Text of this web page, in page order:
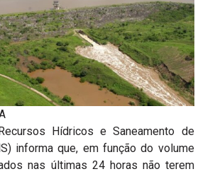
Hídricos e Saneamento de
informa que, em função do volume
nas últimas 24 horas não terem